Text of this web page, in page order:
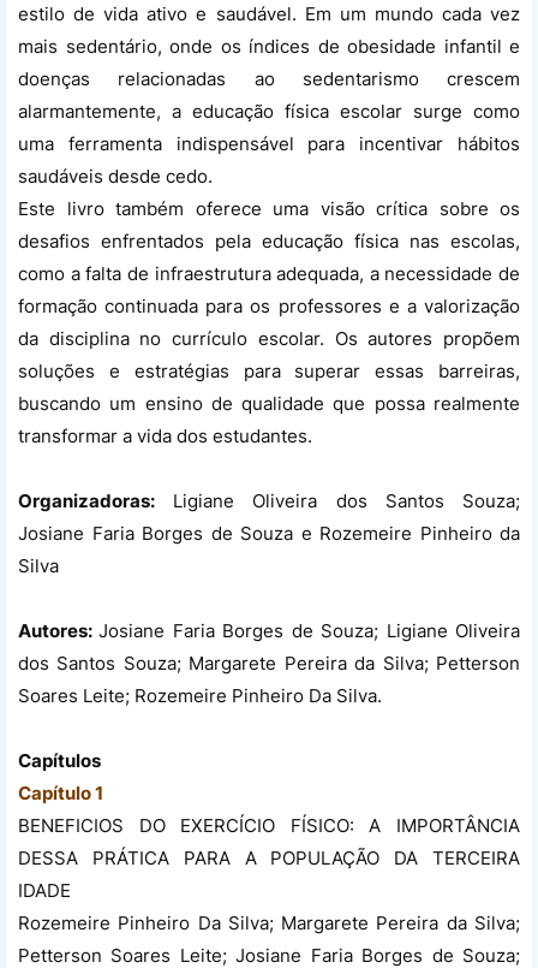
estilo de vida ativo e saudável. Em um mundo cada vez
mais sedentário, onde os índices de obesidade infantil e
doenças relacionadas ao sedentarismo crescem
alarmantemente, a educação física escolar surge como
uma ferramenta indispensável para incentivar hábitos
saudáveis desde cedo.
Este livro também oferece uma visão crítica sobre os
desafios enfrentados pela educação física nas escolas,
como a falta de infraestrutura adequada, a necessidade de
formação continuada para os professores e a valorização
da disciplina no currículo escolar. Os autores propõem
soluções e estratégias para superar essas barreiras,
buscando um ensino de qualidade que possa realmente
transformar a vida dos estudantes.
Organizadoras: Ligiane Oliveira dos Santos Souza;
Josiane Faria Borges de Souza e Rozemeire Pinheiro da
Silva
Autores:Josiane Faria Borges de Souza; Ligiane Oliveira
dos Santos Souza; Margarete Pereira da Silva; Petterson
Soares Leite; Rozemeire Pinheiro Da Silva.
Capítulos
Capítulo 1
BENEFICIOS DO EXERCÍCIO FÍSICO: A IMPORTÂNCIA
DESSA PRÁTICA PARA A POPULAÇÃO DA TERCEIRA
IDADE
Rozemeire Pinheiro Da Silva; Margarete Pereira da Silva;
Petterson Soares Leite; Josiane Faria Borges de Souza;